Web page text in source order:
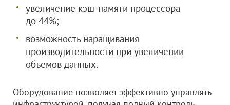
увеличение кэш-памяти процессора
до 44%;
возможность наращивания
производительности при увеличении
объемов данных.
Оборудование позволяет эффективно управлять